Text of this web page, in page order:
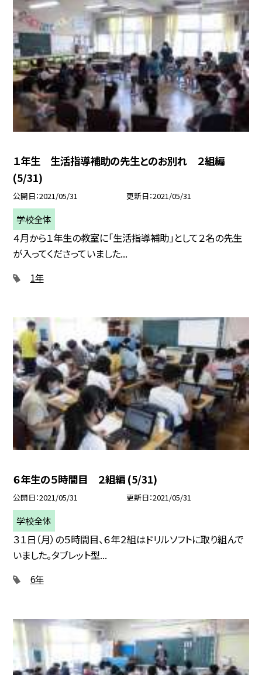
１年生 生活指導補助の先生とのお別れ ２組編
(5/31)
公開日 2021/05/31 更新日 2021/05/31
学校全体
４月から１年生の教室に「生活指導補助」として２名の先生
が入ってくださっていました...
1年
６年生の５時間目 ２組編 (5/31)
公開日 2021/05/31 更新日 2021/05/31
学校全体
３１日（月）の５時間目、６年２組はドリルソフトに取り組んで
いました。タブレット型...
6年